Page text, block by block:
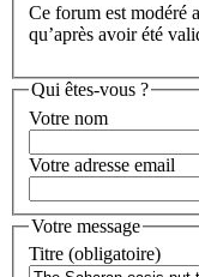
Ce forum est modéré
qu’après avoir été
Qui êtes-vous ?
Votre nom
Votre adresse email
Votre message
Titre (obligatoire)